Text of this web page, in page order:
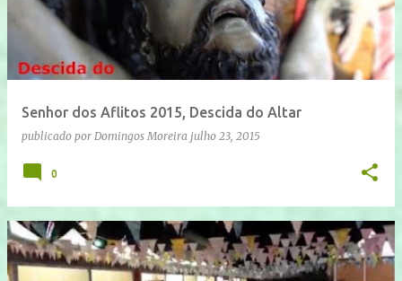
Senhor dos Aflitos 2015, Descida do Altar
publicado por Domingos Moreira julho 23, 2015
0